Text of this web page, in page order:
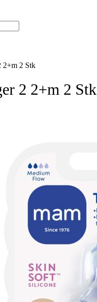
2+m 2 Stk
2 2+m 2 Stk